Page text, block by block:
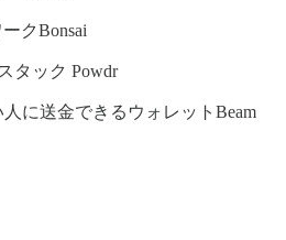
クBonsai
タック Powdr
に送金できるウォレットBeam